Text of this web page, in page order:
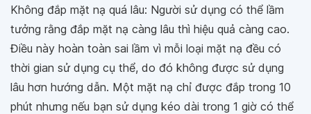
Không đắp mặt nạ quá lâu: Người sử dụng có thể lầm
tưởng rằng đắp mặt nạ càng lâu thì hiệu quả càng cao.
Điều này hoàn toàn sai lầm vì mỗi loại mặt nạ đều có
thời gian sử dụng cụ thể, do đó không được sử dụng
lâu hơn hướng dẫn. Một mặt nạ chỉ được đắp trong 10
phút nhưng nếu bạn sử dụng kéo dài trong 1 giờ có thể